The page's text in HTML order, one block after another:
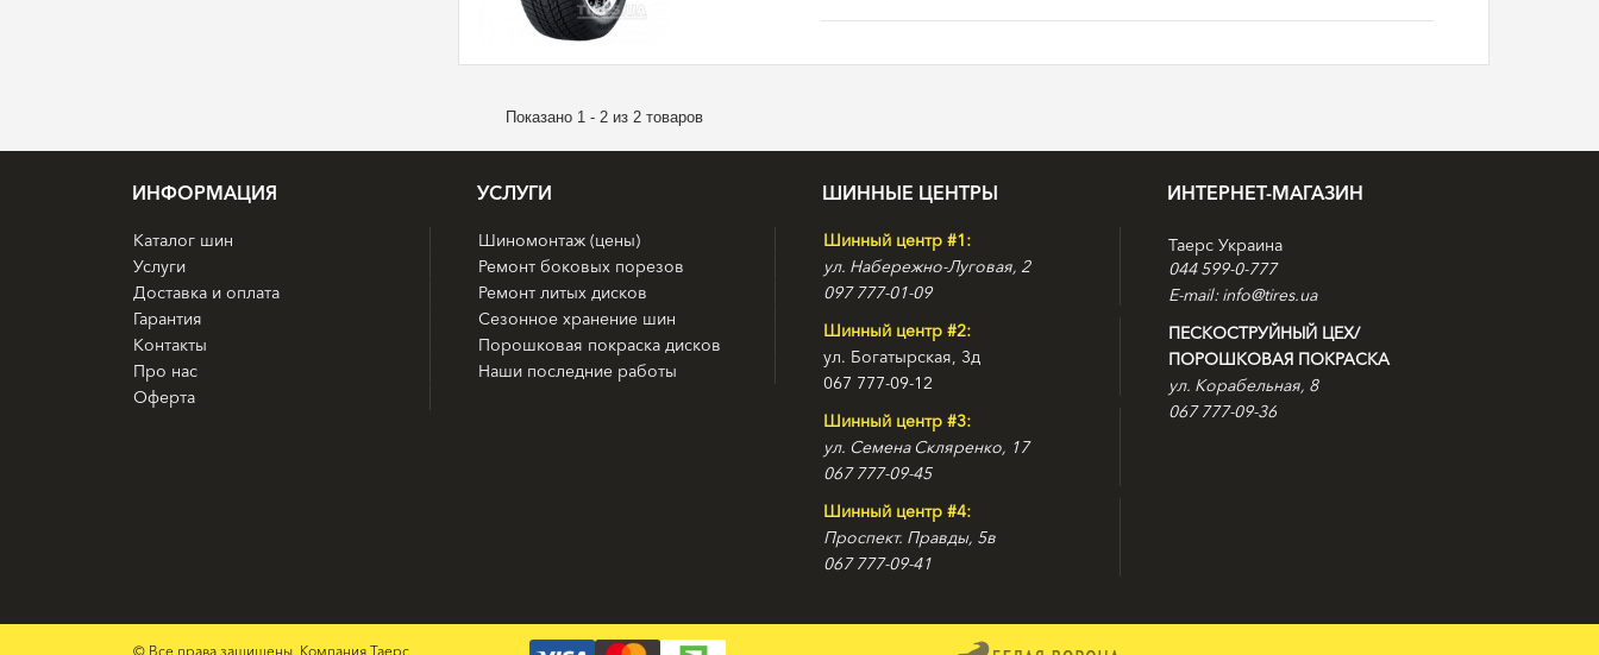
Показано 1 - 2 из 2 товаров
ИНФОРМАЦИЯ
Каталог шин
Услуги
Доставка и оплата
Гарантия
Контакты
Про нас
Оферта
УСЛУГИ
Шиномонтаж (цены)
Ремонт боковых порезов
Ремонт литых дисков
Сезонное хранение шин
Порошковая покраска дисков
Наши последние работы
ШИННЫЕ ЦЕНТРЫ
Шинный центр #1:
ул. Набережно-Луговая, 2
097 777-01-09
Шинный центр #2:
ул. Богатырская, 3д
067 777-09-12
Шинный центр #3:
ул. Семена Скляренко, 17
067 777-09-45
Шинный центр #4:
Проспект. Правды, 5в
067 777-09-41
ИНТЕРНЕТ-МАГАЗИН
Таерс Украина
044 599-0-777
E-mail: info@tires.ua
ПЕСКОСТРУЙНЫЙ ЦЕХ/
ПОРОШКОВАЯ ПОКРАСКА
ул. Корабельная, 8
067 777-09-36
© Все права защищены. Компания Таерс